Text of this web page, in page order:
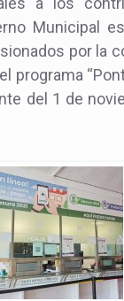
Municipal
por la
programa
del 1 de